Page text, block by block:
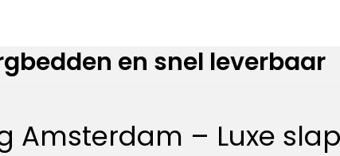
en snel leverbaar
Amsterdam – Luxe